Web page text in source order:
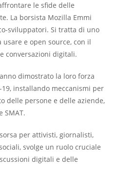
le sfide delle
La borsista Mozilla Emmi
sviluppatori. Si tratta di uno
e open source, con il
conversazioni digitali.
dimostrato la loro forza
installando meccanismi per
delle persone e delle aziende,
SMAT.
per attivisti, giornalisti,
svolge un ruolo cruciale
digitali e delle